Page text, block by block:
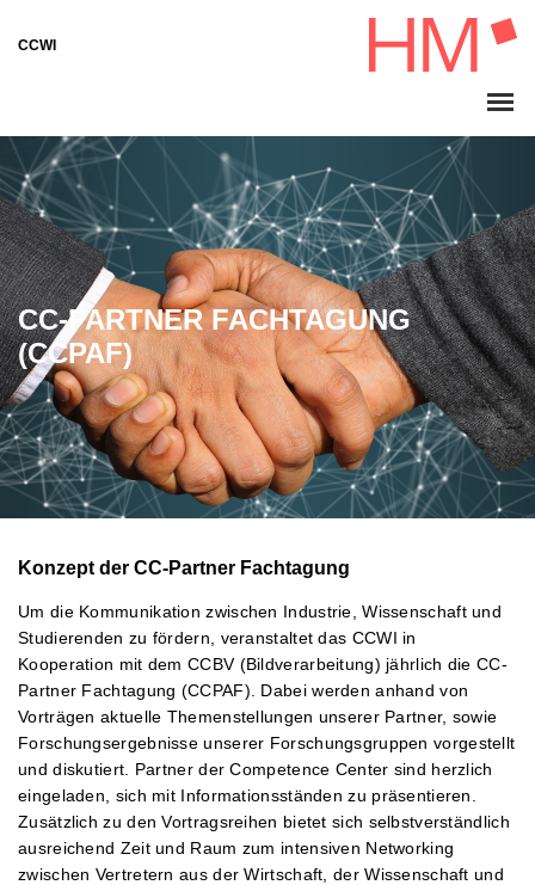
CCWI
CC-PARTNER FACHTAGUNG
(CCPAF)
Konzept der CC-Partner Fachtagung
Um die Kommunikation zwischen Industrie, Wissenschaft und
Studierenden zu fördern, veranstaltet das CCWI in
Kooperation mit dem CCBV (Bildverarbeitung) jährlich die CC-
Partner Fachtagung (CCPAF). Dabei werden anhand von
Vorträgen aktuelle Themenstellungen unserer Partner, sowie
Forschungsergebnisse unserer Forschungsgruppen vorgestellt
und diskutiert. Partner der Competence Center sind herzlich
eingeladen, sich mit Informationsständen zu präsentieren.
Zusätzlich zu den Vortragsreihen bietet sich selbstverständlich
ausreichend Zeit und Raum zum intensiven Networking
zwischen Vertretern aus der Wirtschaft, der Wissenschaft und